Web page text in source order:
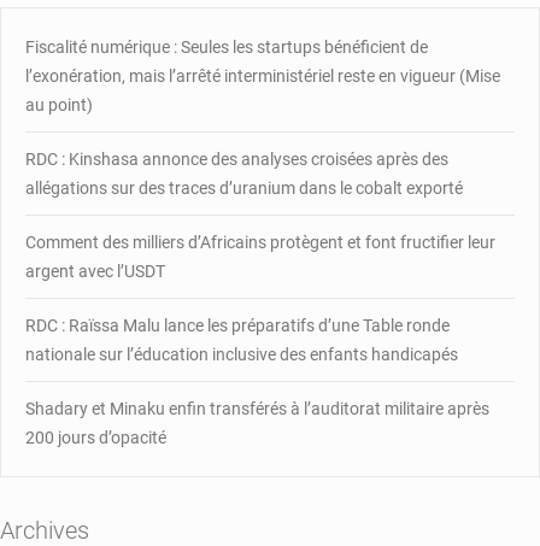
plus
interlocuteur
potentiel
gouvernement
(PM)
Fiscalité numérique : Seules les startups bénéficient de
l’exonération, mais l’arrêté interministériel reste en vigueur (Mise
au point)
RDC : Kinshasa annonce des analyses croisées après des
allégations sur des traces d’uranium dans le cobalt exporté
Comment des milliers d’Africains protègent et font fructifier leur
argent avec l’USDT
RDC : Raïssa Malu lance les préparatifs d’une Table ronde
nationale sur l’éducation inclusive des enfants handicapés
Shadary et Minaku enfin transférés à l’auditorat militaire après
200 jours d’opacité
Archives